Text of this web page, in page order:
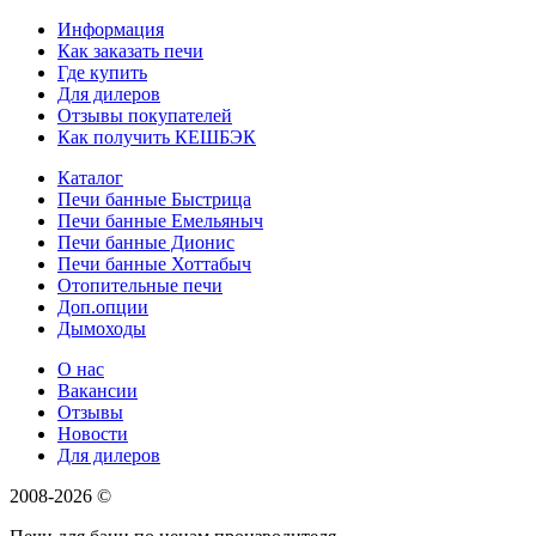
Информация
Как заказать печи
Где купить
Для дилеров
Отзывы покупателей
Как получить КЕШБЭК
Каталог
Печи банные Быстрица
Печи банные Емельяныч
Печи банные Дионис
Печи банные Хоттабыч
Отопительные печи
Доп.опции
Дымоходы
О нас
Вакансии
Отзывы
Новости
Для дилеров
2008-2026 ©